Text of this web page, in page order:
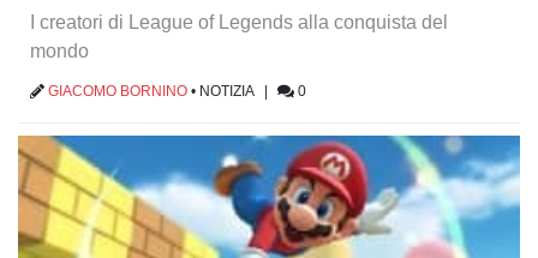
I creatori di League of Legends alla conquista del
mondo
GIACOMO BORNINO • NOTIZIA| 0